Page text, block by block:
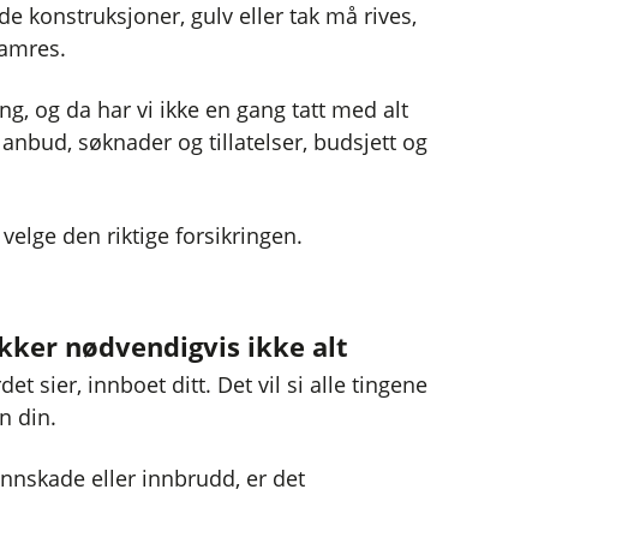
konstruksjoner, gulv eller tak må rives,
og da har vi ikke en gang tatt med alt
søknader og tillatelser, budsjett og
den riktige forsikringen.
nødvendigvis ikke alt
sier, innboet ditt. Det vil si alle tingene
din.
eller innbrudd, er det